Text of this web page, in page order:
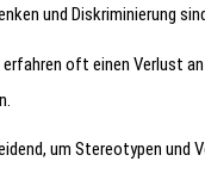
und Diskriminierung
oft einen Verlust
um Stereotypen und